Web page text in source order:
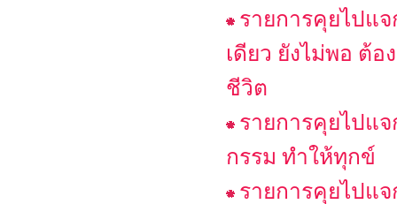
รายการคุยไปแจ
เดียว ยังไม่พอ ต้
ชีวิต
รายการคุยไปแ
กรรม ทำให้ทุกข์
รายการคุยไปแ